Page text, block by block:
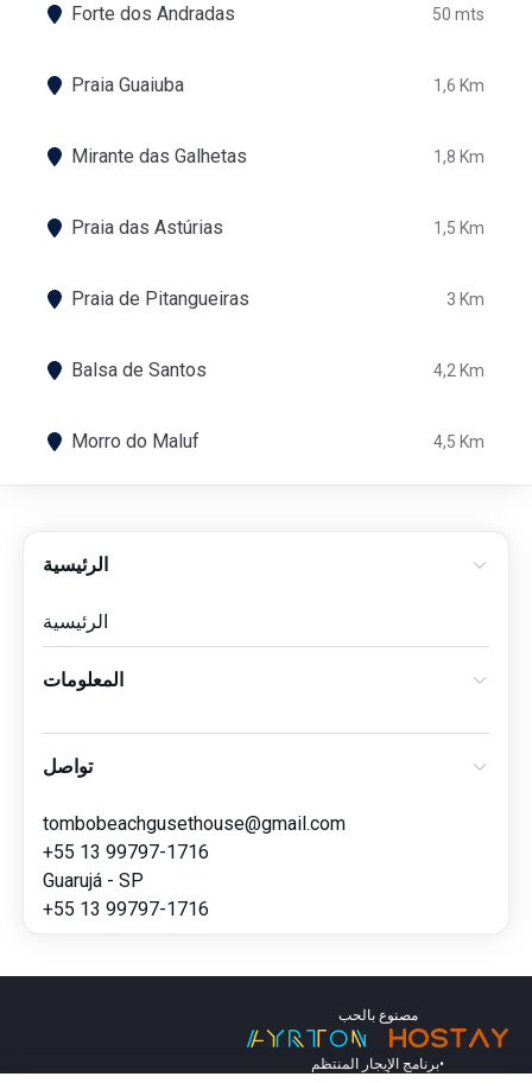
Forte dos Andradas 50 mts
Praia Guaiuba 1,6 Km
Mirante das Galhetas 1,8 Km
Praia das Astúrias 1,5 Km
Praia de Pitangueiras 3 Km
Balsa de Santos 4,2 Km
Morro do Maluf 4,5 Km
الرئيسية
الرئيسية
المعلومات
تواصل
tombobeachgusethouse@gmail.com
+55 13 99797-1716
Guarujá - SP
+55 13 99797-1716
مصنوع بالحب
برنامج الإيجار المنتظم•